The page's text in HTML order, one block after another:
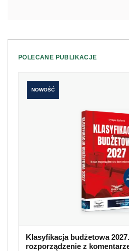
POLECANE PUBLIKACJE
NOWOŚĆ
Klasyfikacja budżetowa
rozporządzenie z